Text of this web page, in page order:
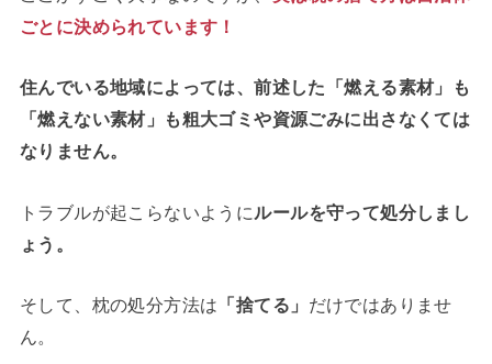
ごとに決められています！
住んでいる地域によっては、前述した「燃える素材」も
「燃えない素材」も粗大ゴミや資源ごみに出さなくては
なりません。
トラブルが起こらないようにルールを守って処分しまし
ょう。
そして、枕の処分方法は 「捨てる」 だけではありませ
ん。